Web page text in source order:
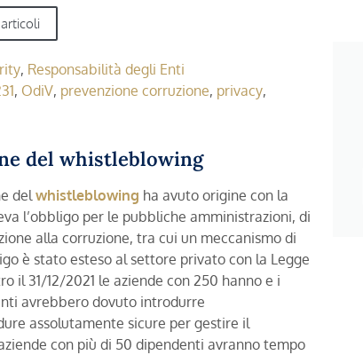
, Responsabilità degli Enti
, OdiV, prevenzione corruzione, privacy,
del whistleblowing
del whistleblowing ha avuto origine con la
l’obbligo per le pubbliche amministrazioni, di
alla corruzione, tra cui un meccanismo di
è stato esteso al settore privato con la Legge
il 31/12/2021 le aziende con 250 hanno e i
avrebbero dovuto introdurre
assolutamente sicure per gestire il
con più di 50 dipendenti avranno tempo